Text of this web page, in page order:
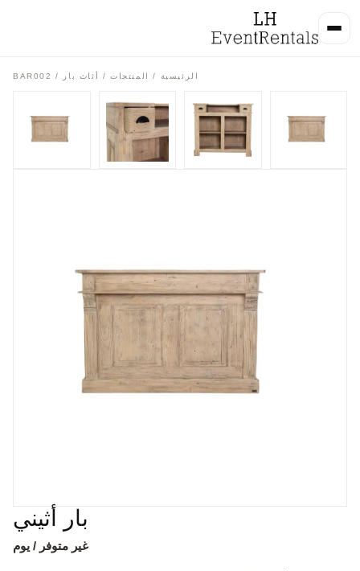
الرئيسية / المنتجات / أثاث بار / BAR002
بار أثيني
غير متوفر / يوم